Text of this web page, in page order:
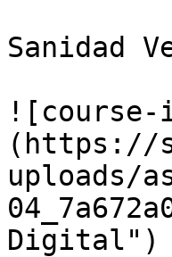
Sanidad
![course-
(https://
uploads/
Digital")